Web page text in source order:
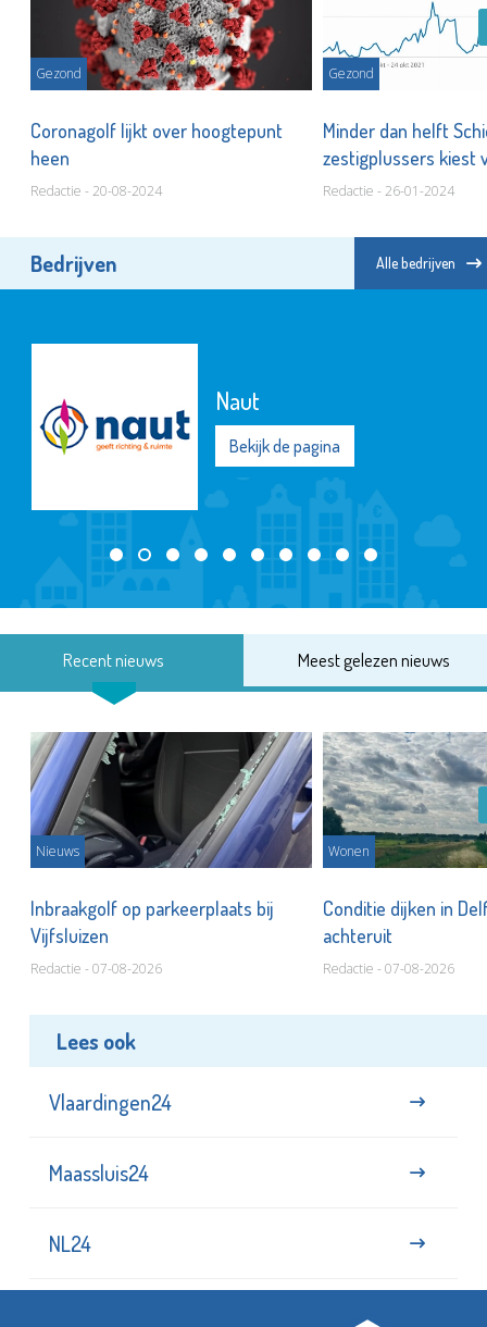
Gezond
Coronagolf lijkt over hoogtepunt
heen
Redactie - 20-08-2024
Gezond
Minder dan helft
zestigplussers kiest
Redactie - 26-01-2024
Bedrijven Alle bedrijven
Naut
Bekijk de pagina
Recent nieuws Meest gelezen nieuws
Nieuws
Inbraakgolf op parkeerplaats bij
Vijfsluizen
Redactie - 07-08-2026
Wonen
Conditie dijken in
achteruit
Redactie - 07-08-2026
Lees ook
Vlaardingen24
Maassluis24
NL24